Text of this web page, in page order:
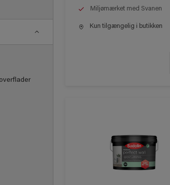
Miljømærket med Svanen
Kun tilgængelig i butikken